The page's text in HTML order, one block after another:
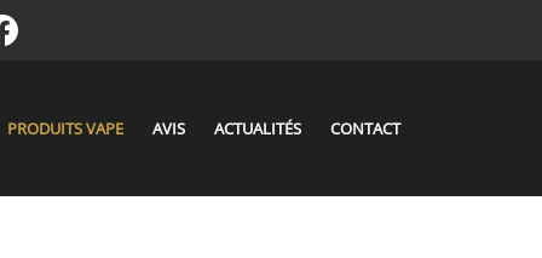
mineurs. Pour accéder à ce site, vous devez avoir
portée des enfants.
PRODUITS VAPE AVIS ACTUALITÉS CONTACT